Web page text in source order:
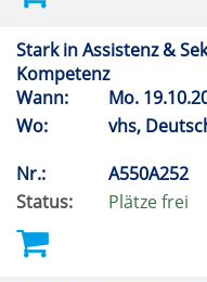
Stark in Assistenz &
Kompetenz
Wann:
Mo.
Wo:
vhs,
Nr.:
A550A252
Status:
Plätze frei